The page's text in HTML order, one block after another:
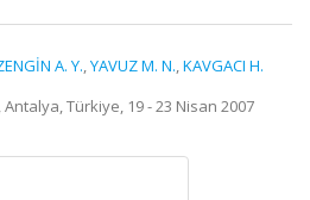
A. Y.,YAVUZ M. N.,KAVGACI H.
Türkiye, 19 - 23 Nisan 2007